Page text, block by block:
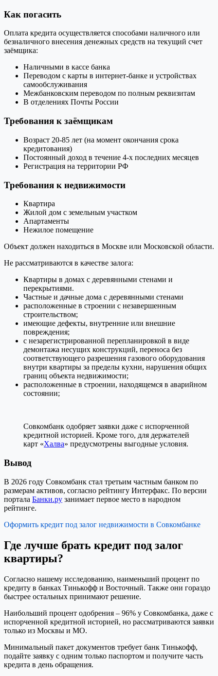
Как погасить
Оплата кредита осуществляется способами наличного или
безналичного внесения денежных средств на текущий счет
заёмщика:
Наличными в кассе банка
Переводом с карты в интернет-банке и устройствах
самообслуживания
Межбанковским переводом по полным реквизитам
В отделениях Почты России
Требования к заёмщикам
Возраст 20-85 лет (на момент окончания срока
кредитования)
Постоянный доход в течение 4-х последних месяцев
Регистрация на территории РФ
Требования к недвижимости
Квартира
Жилой дом с земельным участком
Апартаменты
Нежилое помещение
Объект должен находиться в Москве или Московской области.
Не рассматриваются в качестве залога:
Квартиры в домах с деревянными стенами и
перекрытиями.
Частные и дачные дома с деревянными стенами
расположенные в строении с незавершенным
строительством;
имеющие дефекты, внутренние или внешние
повреждения;
с незарегистрированной перепланировкой в виде
демонтажа несущих конструкций, переноса без
соответствующего разрешения газового оборудования
внутри квартиры за пределы кухни, нарушения общих
границ объекта недвижимости;
расположенные в строении, находящемся в аварийном
состоянии;
Совкомбанк одобряет заявки даже с испорченной
кредитной историей. Кроме того, для держателей
карт «Халва» предусмотрены выгодные условия.
Вывод
В 2026 году Совкомбанк стал третьим частным банком по
размерам активов, согласно рейтингу Интерфакс. По версии
портала Банки.ру занимает первое место в народном
рейтинге.
Оформить кредит под залог недвижимости в Совкомбанке
Где лучше брать кредит под залог
квартиры?
Согласно нашему исследованию, наименьший процент по
кредиту в банках Тинькофф и Восточный. Также они гораздо
быстрее остальных принимают решение.
Наибольший процент одобрения – 96% у Совкомбанка, даже с
испорченной кредитной историей, но рассматриваются заявки
только из Москвы и МО.
Минимальный пакет документов требует банк Тинькофф,
подайте заявку с одним только паспортом и получите часть
кредита в день обращения.